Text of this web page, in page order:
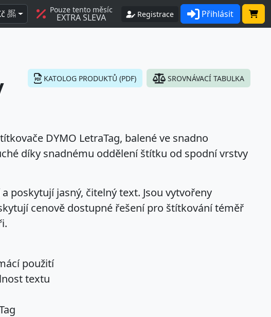
BEZ
DPH
Pouze tento měsíc
EXTRA SLEVA Registrace Přihlásit
SROVNÁVACÍ TABULKA
KATOLOG PRODUKTŮ (PDF)
DYMO LetraTag, balené ve snadno
díky snadnému oddělení štítku od spodní vrstvy
poskytují jasný, čitelný text. Jsou vytvořeny
cenově dostupné řešení pro štítkování téměř
použití
textu